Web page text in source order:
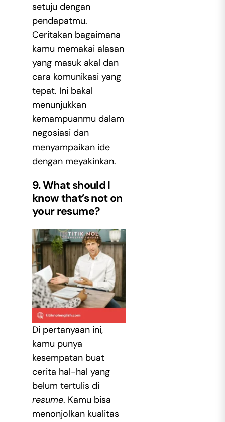
setuju dengan
pendapatmu.
Ceritakan bagaimana
kamu memakai alasan
yang masuk akal dan
cara komunikasi yang
tepat. Ini bakal
menunjukkan
kemampuanmu dalam
negosiasi dan
menyampaikan ide
dengan meyakinkan.
9. What should I
know that’s not on
your resume?
Di pertanyaan ini,
kamu punya
kesempatan buat
cerita hal-hal yang
belum tertulis di
resume. Kamu bisa
menonjolkan kualitas